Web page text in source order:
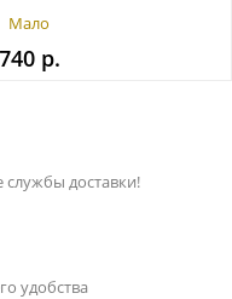
Мало
р.
службы доставки!
удобства